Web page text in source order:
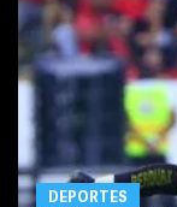
DEPORTES